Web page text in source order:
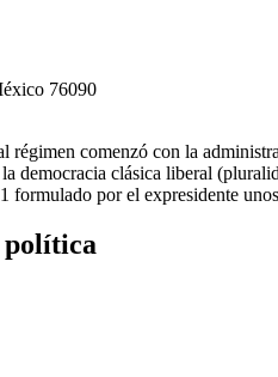
76090
régimen comenzó con la
democracia clásica liberal
por el expresidente
política